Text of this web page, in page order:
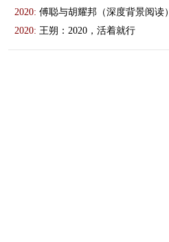
2020: 傅聪与胡耀邦（深度背景阅读）
2020: 王朔：2020，活着就行